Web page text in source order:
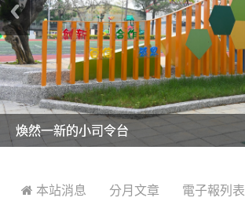
美麗的操場是我們活力的來源
美麗的操場是我們活力的來源
煥然一新的小司令台
煥然一新的小司令台
富含桃園埤塘田園風光意象的中廊
富含桃園埤塘田園風光意象的中廊
嶄新的中庭廣場
嶄新的中庭廣場
水生池生生不息
水生池生生不息
 本站消息 分月文章 電子報列表